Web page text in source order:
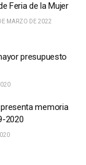
Feria de la Mujer
MARZO DE 2022
presupuesto
memoria
2020